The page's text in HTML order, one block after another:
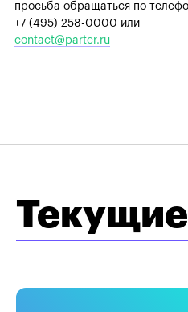
просьба обращаться по
+7 (495) 258-0000 или
contact@parter.ru